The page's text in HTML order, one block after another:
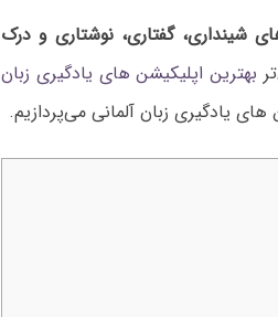
شینداری، گفتاری، نوشتاری و درک
بهترین اپلیکیشن های یادگیری زبان
یادگیری زبان آلمانی می‌پردازیم.